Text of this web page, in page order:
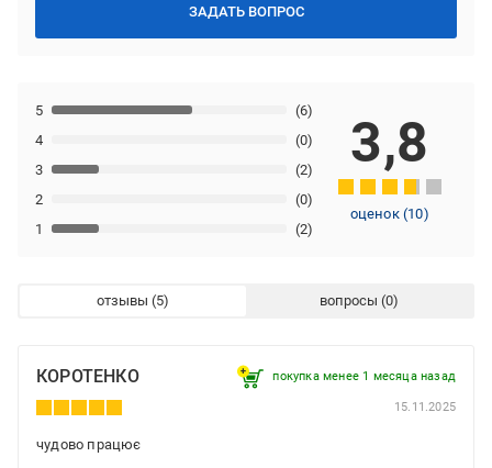
ЗАДАТЬ ВОПРОС
1 (2)
2 (0)
3 (2)
4 (0)
5 (6)
3,8
оценок (10)
отзывы вопросы
КОРОТЕНКО покупка менее 1 месяца назад
15.11.2025
чудово працює